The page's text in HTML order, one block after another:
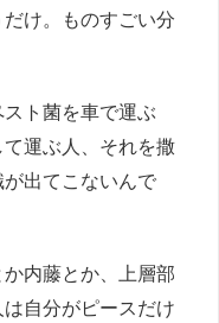
け。ものすごい分
ト菌を車で運ぶ
運ぶ人、それを撒
出てこないんで
内藤とか、上層部
自分がピースだけ